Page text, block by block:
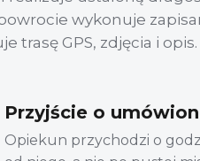
wykonuje
trasę GPS, zdjęcia i opis.
Przyjście o
Opiekun przychodzi o